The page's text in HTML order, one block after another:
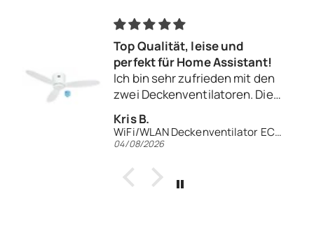
Top Qualität, leise und
perfekt für Home Assistant!
Ich bin sehr zufrieden mit den
zwei Deckenventilatoren. Die
Verarbeitungsqualität ist
hervorragend und die
Ventilatoren laufen
begeistert bin ich davon, wie
einfach und vor allem lokal sich
Kris B.
WiFi/WLAN Deckenventilator ECO PLANO II 132 WiFi
04/08/2026